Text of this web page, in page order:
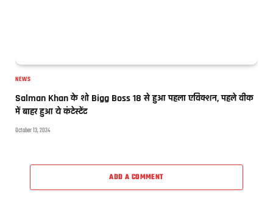
NEWS
Salman Khan के शो Bigg Boss 18 से हुआ पहला एविक्शन, पहले वीक
में बाहर हुआ ये कंटेस्टेंट
October 13, 2024
ADD A COMMENT